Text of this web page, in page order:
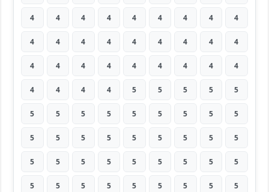
4 4 4 4 4 4 4 4 4
4 4 4 4 4 4 4 4 4
4 4 4 4 4 4 4 4 4
4 4 4 4 5 5 5 5 5
5 5 5 5 5 5 5 5 5
5 5 5 5 5 5 5 5 5
5 5 5 5 5 5 5 5 5
5 5 5 5 5 5 5 5 5